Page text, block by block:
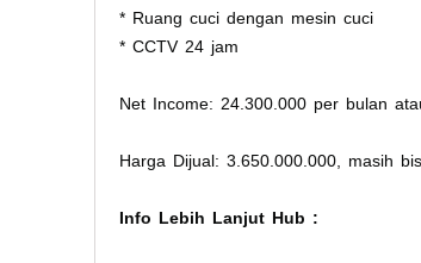
* Ruang cuci dengan mesin cuci
* CCTV 24 jam
Net Income: 24.300.000 per bulan
Harga Dijual: 3.650.000.000, masih
Info Lebih Lanjut Hub :